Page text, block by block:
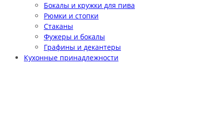
Бокалы и кружки для пива
Рюмки и стопки
Стаканы
Фужеры и бокалы
Графины и декантеры
Кухонные принадлежности